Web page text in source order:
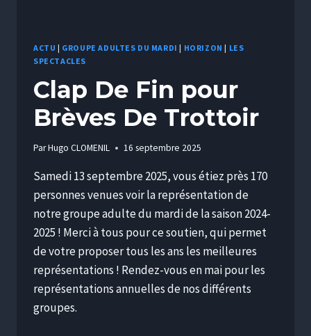
ACTU | GROUPE ADULTES DU MARDI | HORIZON | LES
SPECTACLES
Clap De Fin pour
Brèves De Trottoir
ParHugo CLOMENIL 16 septembre 2025
Samedi 13 septembre 2025, vous étiez près 170
personnes venues voir la représentation de
notre groupe adulte du mardi de la saison 2024-
2025 ! Merci à tous pour ce soutien, qui permet
de votre proposer tous les ans les meilleures
représentations ! Rendez-vous en mai pour les
représentations annuelles de nos différents
groupes.